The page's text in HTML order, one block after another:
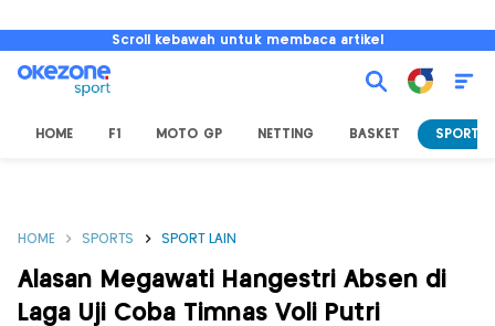
Scroll kebawah untuk membaca artikel
HOME F1 MOTO GP NETTING BASKET SPORT
HOME SPORTS SPORT LAIN
Alasan Megawati Hangestri Absen di
Laga Uji Coba Timnas Voli Putri